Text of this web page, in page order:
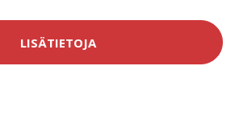
LISÄTIETOJA